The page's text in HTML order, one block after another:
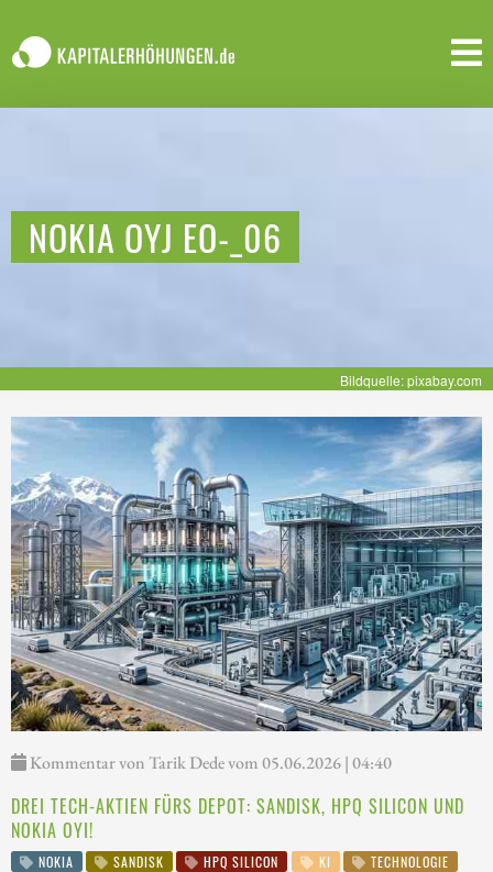
NOKIA OYJ EO-_06
Bildquelle: pixabay.com
Kommentar von Tarik Dede vom 05.06.2026 | 04:40
DREI TECH-AKTIEN FÜRS DEPOT: SANDISK, HPQ SILICON UND
NOKIA OYI!
NOKIA SANDISK HPQ SILICON KI TECHNOLOGIE